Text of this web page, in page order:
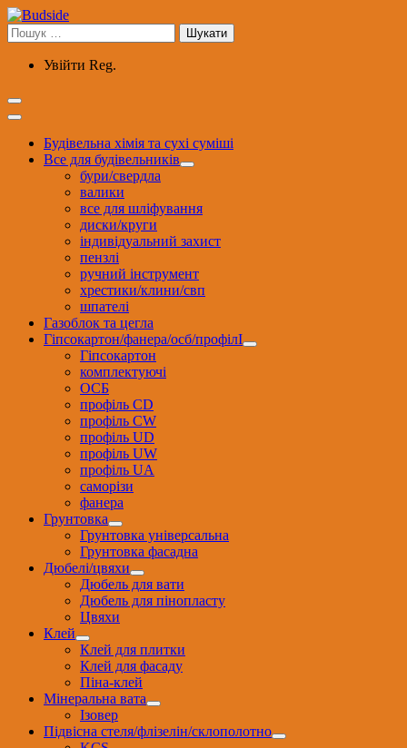
Перейти
до
вмісту
Пошук:
Увійти Reg.
Будівельна хімія та сухі суміші
Все для будівельників
бури/свердла
валики
все для шліфування
диски/круги
індивідуальний захист
пензлі
ручний інструмент
хрестики/клини/свп
шпателі
Газоблок та цегла
Гіпсокартон/фанера/осб/профілІ
Гіпсокартон
комплектуючі
ОСБ
профіль CD
профіль CW
профіль UD
профіль UW
профіль UА
саморізи
фанера
Грунтовка
Грунтовка універсальна
Грунтовка фасадна
Дюбелі/цвяхи
Дюбель для вати
Дюбель для пінопласту
Цвяхи
Клей
Клей для плитки
Клей для фасаду
Піна-клей
Мінеральна вата
Ізовер
Підвісна стеля/флізелін/склополотно